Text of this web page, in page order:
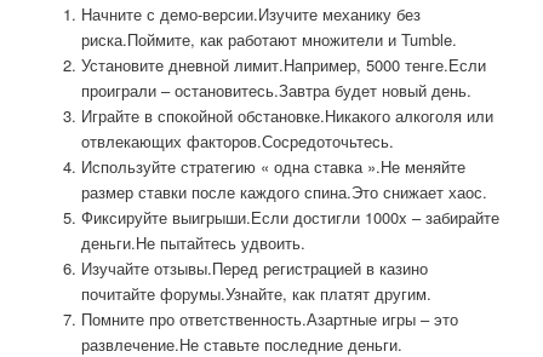
Начните с демо-версии.Изучите механику без
риска.Поймите, как работают множители и Tumble.
Установите дневной лимит.Например, 5000 тенге.Если
проиграли – остановитесь.Завтра будет новый день.
Играйте в спокойной обстановке.Никакого алкоголя или
отвлекающих факторов.Сосредоточьтесь.
Используйте стратегию « одна ставка ».Не меняйте
размер ставки после каждого спина.Это снижает хаос.
Фиксируйте выигрыши.Если достигли 1000x – забирайте
деньги.Не пытайтесь удвоить.
Изучайте отзывы.Перед регистрацией в казино
почитайте форумы.Узнайте, как платят другим.
Помните про ответственность.Азартные игры – это
развлечение.Не ставьте последние деньги.